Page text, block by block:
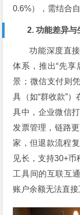
0.6%），需结合
2. 功能差异与
功能深度直
体系，推出“先享
景；微信支付则
具（如“群收款”
具中，企业微信
发票管理，链路
家，但退款流程
见长，支持30+币
工具间的互联互
账户余额无法直接